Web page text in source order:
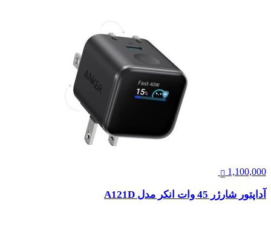
1,100,000
آداپتور شارژر 45 وات انکر مدل A121D